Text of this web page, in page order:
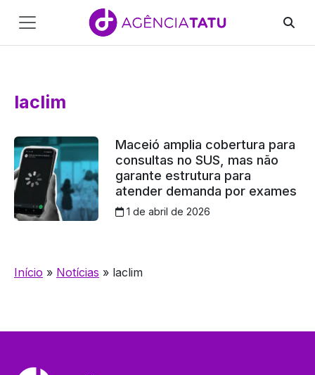
Main
Navigation
laclim
Maceió amplia cobertura para
consultas no SUS, mas não
garante estrutura para
atender demanda por exames
1 de abril de 2026
Início » Notícias » laclim